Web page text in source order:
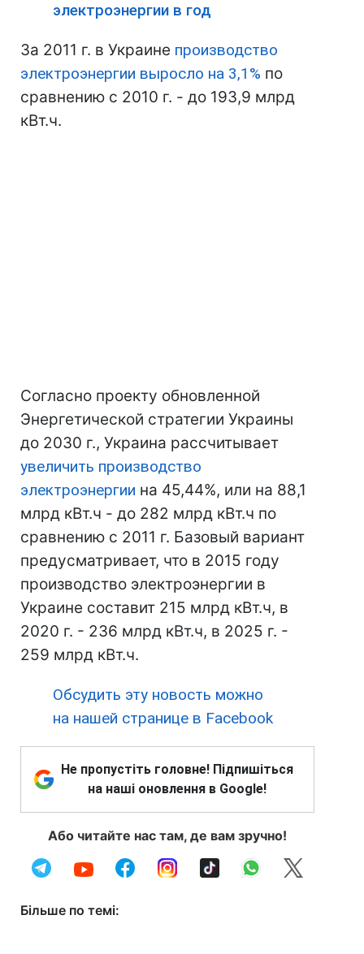
электроэнергии в год
За 2011 г. в Украине производство
электроэнергии выросло на 3,1% по
сравнению с 2010 г. - до 193,9 млрд
кВт.ч.
Согласно проекту обновленной
Энергетической стратегии Украины
до 2030 г., Украина рассчитывает
увеличить производство
электроэнергии на 45,44%, или на 88,1
млрд кВт.ч - до 282 млрд кВт.ч по
сравнению с 2011 г. Базовый вариант
предусматривает, что в 2015 году
производство электроэнергии в
Украине составит 215 млрд кВт.ч, в
2020 г. - 236 млрд кВт.ч, в 2025 г. -
259 млрд кВт.ч.
Обсудить эту новость можно
на нашей странице в Facebook
Не пропустіть головне! Підпишіться
на наші оновлення в Google!
Або читайте нас там, де вам зручно!
Більше по темі: